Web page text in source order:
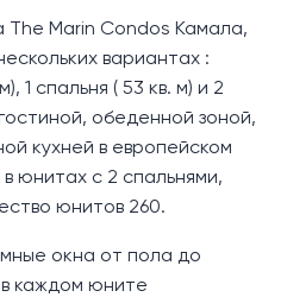
Marin Condos Камала,
вариантах :
1 спальня ( 53 кв. м) и 2
обеденной зоной,
кухней в европейском
юнитах с 2 спальнями,
юнитов 260.
окна от пола до
каждом юните